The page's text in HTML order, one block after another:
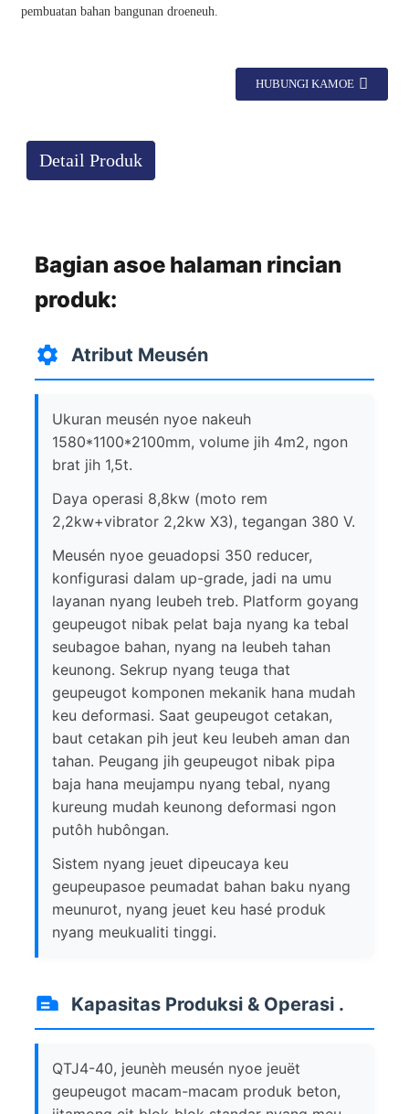
pembuatan bahan bangunan droeneuh.
HUBUNGI KAMOE
Detail Produk
Bagian asoe halaman rincian
produk:
Atribut Meusén
Ukuran meusén nyoe nakeuh
1580*1100*2100mm, volume jih 4m2, ngon
brat jih 1,5t.
Daya operasi 8,8kw (moto rem
2,2kw+vibrator 2,2kw X3), tegangan 380 V.
Meusén nyoe geuadopsi 350 reducer,
konfigurasi dalam up-grade, jadi na umu
layanan nyang leubeh treb. Platform goyang
geupeugot nibak pelat baja nyang ka tebal
seubagoe bahan, nyang na leubeh tahan
keunong. Sekrup nyang teuga that
geupeugot komponen mekanik hana mudah
keu deformasi. Saat geupeugot cetakan,
baut cetakan pih jeut keu leubeh aman dan
tahan. Peugang jih geupeugot nibak pipa
baja hana meujampu nyang tebal, nyang
kureung mudah keunong deformasi ngon
putôh hubôngan.
Sistem nyang jeuet dipeucaya keu
geupeupasoe peumadat bahan baku nyang
meunurot, nyang jeuet keu hasé produk
nyang meukualiti tinggi.
Kapasitas Produksi & Operasi .
QTJ4-40, jeunèh meusén nyoe jeuët
geupeugot macam-macam produk beton,